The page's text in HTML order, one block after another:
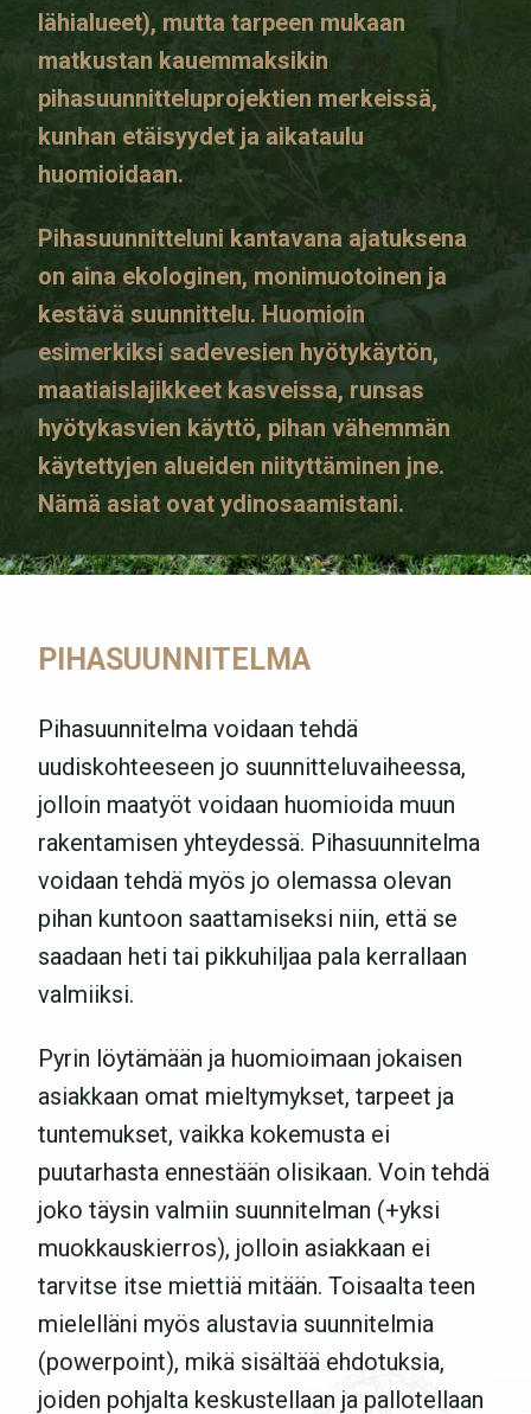
lähialueet), mutta tarpeen mukaan
matkustan kauemmaksikin
pihasuunnitteluprojektien merkeissä,
kunhan etäisyydet ja aikataulu
huomioidaan.
Pihasuunnitteluni kantavana ajatuksena
on aina ekologinen, monimuotoinen ja
kestävä suunnittelu. Huomioin
esimerkiksi sadevesien hyötykäytön,
maatiaislajikkeet kasveissa, runsas
hyötykasvien käyttö, pihan vähemmän
käytettyjen alueiden niityttäminen jne.
Nämä asiat ovat ydinosaamistani.
PIHASUUNNITELMA
Pihasuunnitelma voidaan tehdä
uudiskohteeseen jo suunnitteluvaiheessa,
jolloin maatyöt voidaan huomioida muun
rakentamisen yhteydessä. Pihasuunnitelma
voidaan tehdä myös jo olemassa olevan
pihan kuntoon saattamiseksi niin, että se
saadaan heti tai pikkuhiljaa pala kerrallaan
valmiiksi.
Pyrin löytämään ja huomioimaan jokaisen
asiakkaan omat mieltymykset, tarpeet ja
tuntemukset, vaikka kokemusta ei
puutarhasta ennestään olisikaan. Voin tehdä
joko täysin valmiin suunnitelman (+yksi
muokkauskierros), jolloin asiakkaan ei
tarvitse itse miettiä mitään. Toisaalta teen
mielelläni myös alustavia suunnitelmia
(powerpoint), mikä sisältää ehdotuksia,
joiden pohjalta keskustellaan ja pallotellaan